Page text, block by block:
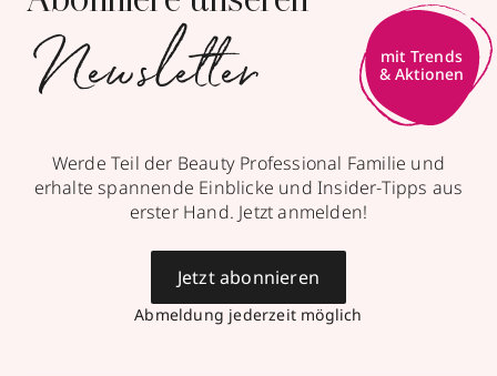
Newsletter
mit Trends
& Aktionen
Werde Teil der Beauty Professional Familie und
erhalte spannende Einblicke und Insider-Tipps aus
erster Hand. Jetzt anmelden!
Abmeldung jederzeit möglich
Jetzt abonnieren